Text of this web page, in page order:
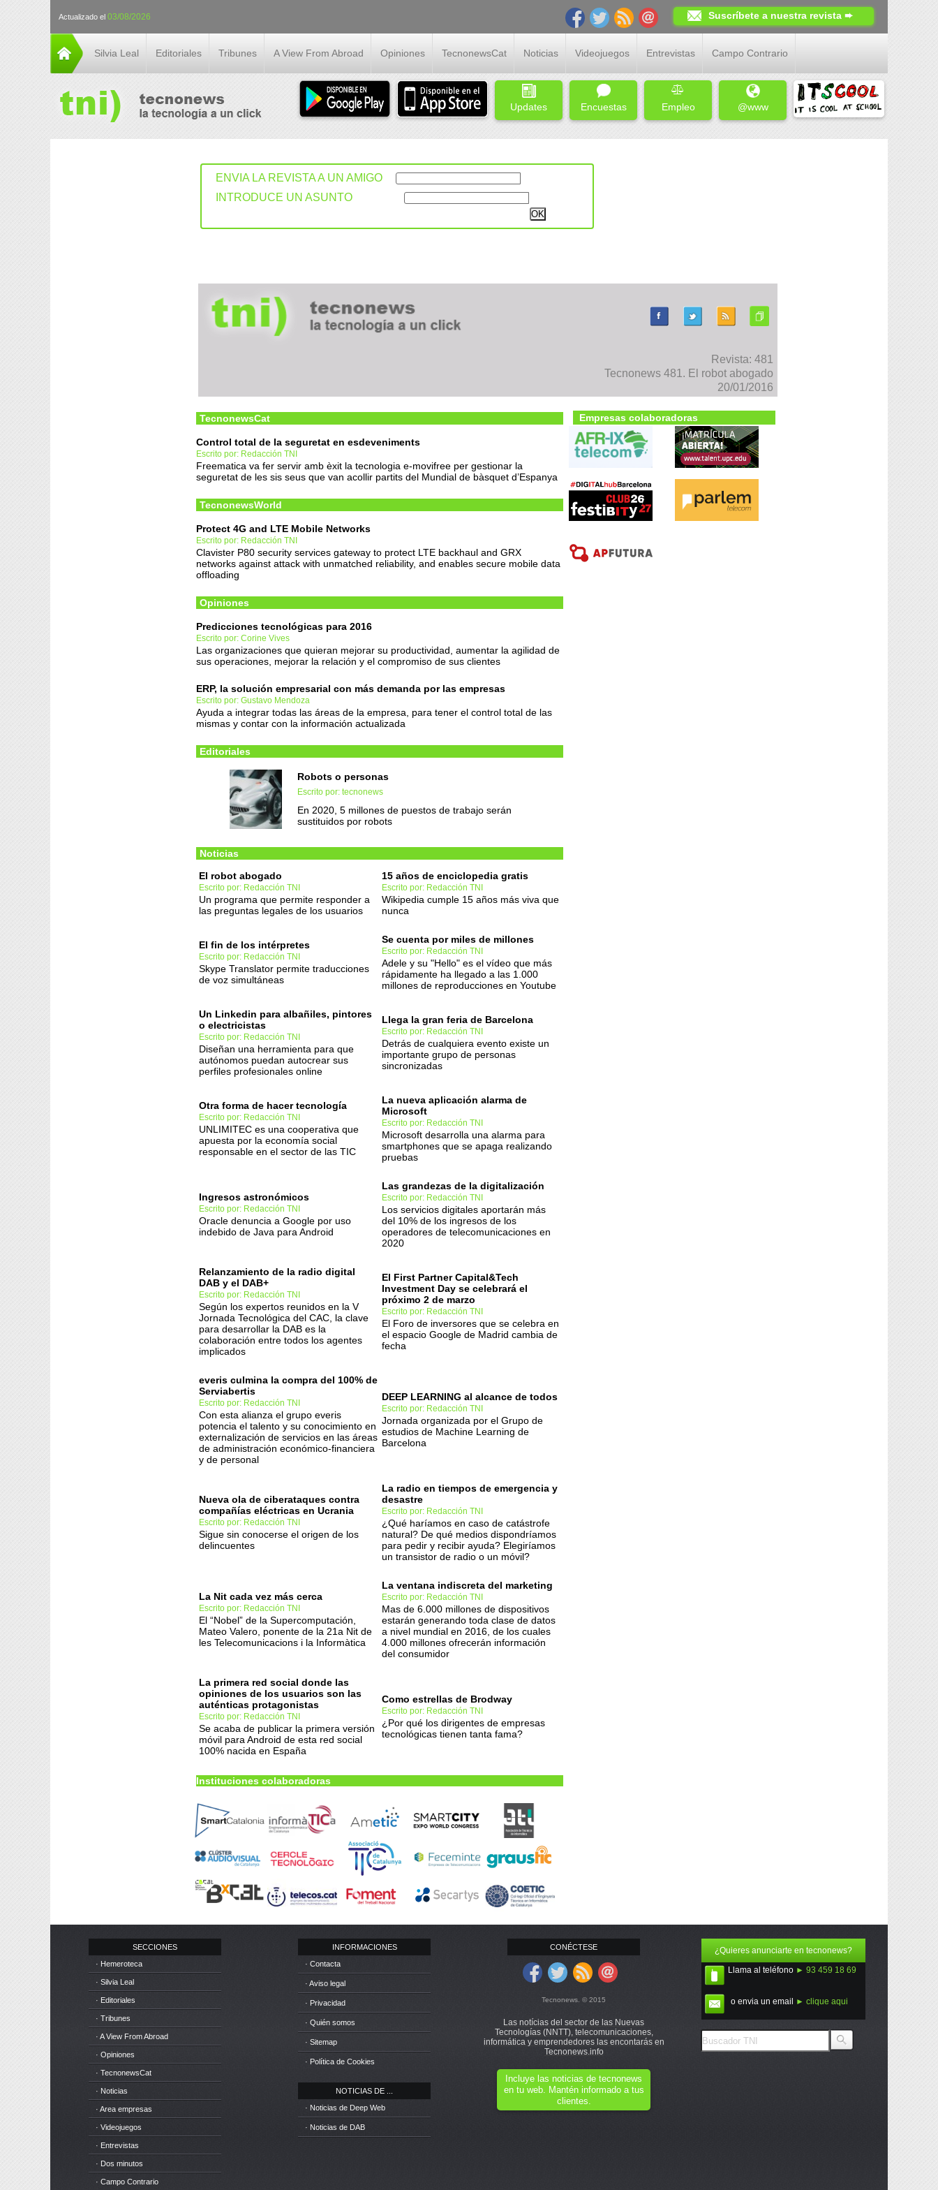
Actualizado el 03/08/2026 Suscríbete a nuestra revista ➨
Silvia Leal Editoriales Tribunes A View From Abroad Opiniones TecnonewsCat Noticias Videojuegos Entrevistas Campo Contrario
Updates Encuestas Empleo @www
ENVIA LA REVISTA A UN AMIGO
INTRODUCE UN ASUNTO
Revista: 481
Tecnonews 481. El robot abogado
20/01/2016
TecnonewsCat
Control total de la seguretat en esdeveniments
Escrito por: Redacción TNI
Freematica va fer servir amb èxit la tecnologia e-movifree per gestionar la
seguretat de les sis seus que van acollir partits del Mundial de bàsquet d’Espanya
TecnonewsWorld
Protect 4G and LTE Mobile Networks
Escrito por: Redacción TNI
Clavister P80 security services gateway to protect LTE backhaul and GRX
networks against attack with unmatched reliability, and enables secure mobile data
offloading
Opiniones
Predicciones tecnológicas para 2016
Escrito por: Corine Vives
Las organizaciones que quieran mejorar su productividad, aumentar la agilidad de
sus operaciones, mejorar la relación y el compromiso de sus clientes
ERP, la solución empresarial con más demanda por las empresas
Escrito por: Gustavo Mendoza
Ayuda a integrar todas las áreas de la empresa, para tener el control total de las
mismas y contar con la información actualizada
Editoriales
Robots o personas
Escrito por: tecnonews
En 2020, 5 millones de puestos de trabajo serán
sustituidos por robots
Noticias
El robot abogado
Escrito por: Redacción TNI
Un programa que permite responder a
las preguntas legales de los usuarios
15 años de enciclopedia gratis
Escrito por: Redacción TNI
Wikipedia cumple 15 años más viva que
nunca
El fin de los intérpretes
Escrito por: Redacción TNI
Skype Translator permite traducciones
de voz simultáneas
Se cuenta por miles de millones
Escrito por: Redacción TNI
Adele y su "Hello" es el vídeo que más
rápidamente ha llegado a las 1.000
millones de reproducciones en Youtube
Un Linkedin para albañiles, pintores
o electricistas
Escrito por: Redacción TNI
Diseñan una herramienta para que
autónomos puedan autocrear sus
perfiles profesionales online
Llega la gran feria de Barcelona
Escrito por: Redacción TNI
Detrás de cualquiera evento existe un
importante grupo de personas
sincronizadas
Otra forma de hacer tecnología
Escrito por: Redacción TNI
UNLIMITEC es una cooperativa que
apuesta por la economía social
responsable en el sector de las TIC
La nueva aplicación alarma de
Microsoft
Escrito por: Redacción TNI
Microsoft desarrolla una alarma para
smartphones que se apaga realizando
pruebas
Ingresos astronómicos
Escrito por: Redacción TNI
Oracle denuncia a Google por uso
indebido de Java para Android
Las grandezas de la digitalización
Escrito por: Redacción TNI
Los servicios digitales aportarán más
del 10% de los ingresos de los
operadores de telecomunicaciones en
2020
Relanzamiento de la radio digital
DAB y el DAB+
Escrito por: Redacción TNI
Según los expertos reunidos en la V
Jornada Tecnológica del CAC, la clave
para desarrollar la DAB es la
colaboración entre todos los agentes
implicados
El First Partner Capital&Tech
Investment Day se celebrará el
próximo 2 de marzo
Escrito por: Redacción TNI
El Foro de inversores que se celebra en
el espacio Google de Madrid cambia de
fecha
everis culmina la compra del 100% de
Serviabertis
Escrito por: Redacción TNI
Con esta alianza el grupo everis
potencia el talento y su conocimiento en
externalización de servicios en las áreas
de administración económico-financiera
y de personal
DEEP LEARNING al alcance de todos
Escrito por: Redacción TNI
Jornada organizada por el Grupo de
estudios de Machine Learning de
Barcelona
Nueva ola de ciberataques contra
compañías eléctricas en Ucrania
Escrito por: Redacción TNI
Sigue sin conocerse el origen de los
delincuentes
La radio en tiempos de emergencia y
desastre
Escrito por: Redacción TNI
¿Qué haríamos en caso de catástrofe
natural? De qué medios dispondríamos
para pedir y recibir ayuda? Elegiríamos
un transistor de radio o un móvil?
La Nit cada vez más cerca
Escrito por: Redacción TNI
El “Nobel” de la Supercomputación,
Mateo Valero, ponente de la 21a Nit de
les Telecomunicacions i la Informàtica
La ventana indiscreta del marketing
Escrito por: Redacción TNI
Mas de 6.000 millones de dispositivos
estarán generando toda clase de datos
a nivel mundial en 2016, de los cuales
4.000 millones ofrecerán información
del consumidor
La primera red social donde las
opiniones de los usuarios son las
auténticas protagonistas
Escrito por: Redacción TNI
Se acaba de publicar la primera versión
móvil para Android de esta red social
100% nacida en España
Como estrellas de Brodway
Escrito por: Redacción TNI
¿Por qué los dirigentes de empresas
tecnológicas tienen tanta fama?
Instituciones colaboradoras
Empresas colaboradoras
SECCIONES
· Hemeroteca
· Silvia Leal
· Editoriales
· Tribunes
· A View From Abroad
· Opiniones
· TecnonewsCat
· Noticias
· Area empresas
· Videojuegos
· Entrevistas
· Dos minutos
· Campo Contrario
INFORMACIONES
· Contacta
· Aviso legal
· Privacidad
· Quién somos
· Sitemap
· Política de Cookies
NOTICIAS DE ...
· Noticias de Deep Web
· Noticias de DAB
CONÉCTESE
Tecnonews. © 2015
Las notícias del sector de las Nuevas
Tecnologías (NNTT), telecomunicaciones,
informática y emprendedores las encontarás en
Tecnonews.info
Incluye las noticias de tecnonews
en tu web. Mantén informado a tus
clientes.
¿Quieres anunciarte en tecnonews?
Llama al teléfono ► 93 459 18 69
o envia un email ► clique aqui